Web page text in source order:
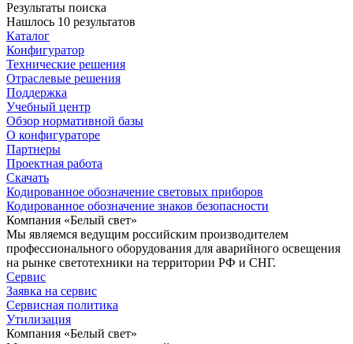
Результаты поиска
Нашлось 10 результатов
Каталог
Конфигуратор
Технические решения
Отраслевые решения
Поддержка
Учебный центр
Обзор нормативной базы
О конфигураторе
Партнеры
Проектная работа
Скачать
Кодированное обозначение световых приборов
Кодированное обозначение знаков безопасности
Компания «Белый свет»
Мы являемся ведущим российским производителем
профессионального оборудования для аварийного освещения
на рынке светотехники на территории РФ и СНГ.
Сервис
Заявка на сервис
Сервисная политика
Утилизация
Компания «Белый свет»